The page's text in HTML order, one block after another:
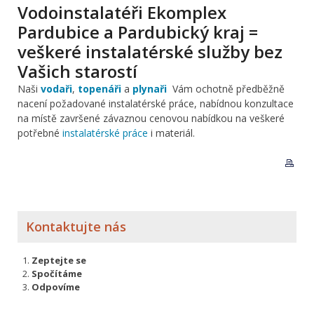
Vodoinstalatéři Ekomplex
Pardubice a Pardubický kraj =
veškeré instalatérské služby bez
Vašich starostí
Naši vodaři, topenáři a plynaři Vám ochotně předběžně
nacení požadované instalatérské práce, nabídnou konzultace
na místě završené závaznou cenovou nabídkou na veškeré
potřebné instalatérské práce i materiál.
Kontaktujte nás
Zeptejte se
Spočítáme
Odpovíme